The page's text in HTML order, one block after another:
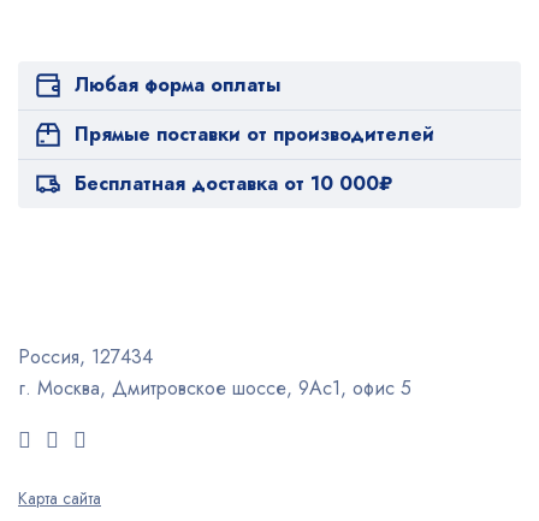
Любая форма оплаты
Прямые поставки от производителей
Бесплатная доставка от 10 000₽
Россия, 127434
г. Москва, Дмитровское шоссе, 9Ас1, офис 5
Карта сайта